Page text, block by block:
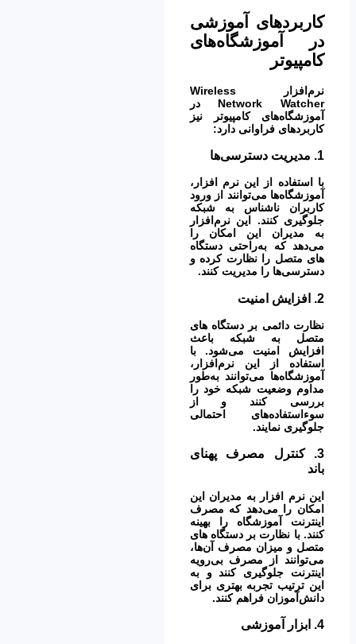
کاربردهای آموزشی
در آموزشگاه‌های
کامپیوتر
نرم‌افزار Wireless
Network Watcher در
آموزشگاه‌های کامپیوتر نیز
کاربردهای فراوانی دارد:
1. مدیریت دسترسی‌ها
با استفاده از این نرم افزار،
آموزشگاه‌ها می‌توانند از ورود
کاربران ناشناس به شبکه
جلوگیری کنند. این نرم‌افزار
به مدیران این امکان را
می‌دهد که به‌راحتی دستگاه
های متصل را نظارت کرده و
دسترسی‌ها را مدیریت کنند.
2. افزایش امنیت
نظارت دائمی بر دستگاه های
متصل به شبکه باعث
افزایش امنیت می‌شود. با
استفاده از این نرم‌افزار،
آموزشگاه‌ها می‌توانند به‌طور
مداوم وضعیت شبکه خود را
بررسی کنند و از
سوءاستفاده‌های احتمالی
جلوگیری نمایند.
3.
کنترل مصرف پهنای
باند
این نرم افزار به مدیران این
امکان را می‌دهد که مصرف
اینترنت آموزشگاه را بهینه
کنند. با نظارت بر دستگاه های
متصل و میزان مصرف آن‌ها،
می‌توانند از مصرف بی‌رویه
اینترنت جلوگیری کنند و به
این ترتیب تجربه بهتری برای
دانش‌آموزان فراهم کنند.
4. ابزار آموزشی